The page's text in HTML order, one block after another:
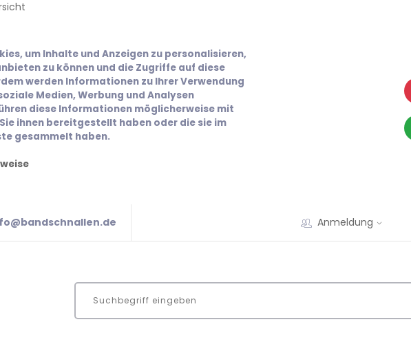
um Inhalte und Anzeigen zu personalisieren,
zu können und die Zugriffe auf diese
werden Informationen zu Ihrer Verwendung
Medien, Werbung und Analysen
diese Informationen möglicherweise mit
ihnen bereitgestellt haben oder die sie im
gesammelt haben.
Anmeldung